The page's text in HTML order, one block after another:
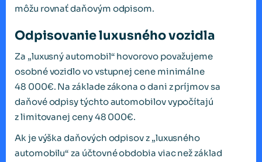
môžu rovnať daňovým odpisom.
Odpisovanie luxusného vozidla
Za „luxusný automobil“ hovorovo považujeme
osobné vozidlo vo vstupnej cene minimálne
48 000€. Na základe zákona o dani z príjmov sa
daňové odpisy týchto automobilov vypočítajú
z limitovanej ceny 48 000€.
Ak je výška daňových odpisov z „luxusného
automobilu“ za účtovné obdobia viac než základ